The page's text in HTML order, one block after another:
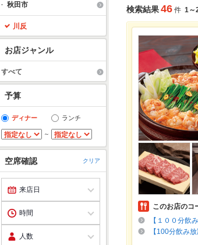
秋田市
川反
お店ジャンル
すべて
予算
ディナー ランチ
～
空席確認 クリア
検索結果46 件 1～
このお店のコ
【１００分飲
【100分飲み